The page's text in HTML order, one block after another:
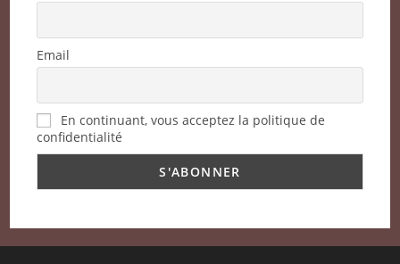
Email
En continuant, vous acceptez la politique de
confidentialité